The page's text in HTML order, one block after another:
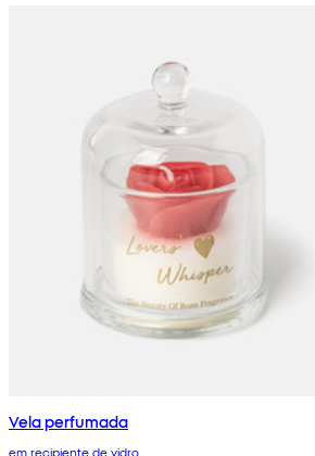
Vela perfumada
em recipiente de vidro